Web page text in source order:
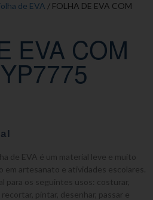
de EVA / FOLHA DE EVA COM
EVA COM
de EVA é um material leve e muito
em artesanato e atividades escolares.
para os seguintes usos: costurar,
recortar, pintar, desenhar, passar e